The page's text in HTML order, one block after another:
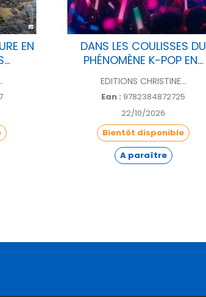
EN
DANS LES COULISSES DU
PHÉNOMÈNE K-POP EN...
EDITIONS CHRISTINE...
Ean : 9782384872725
22/10/2026
Bientôt disponible
A paraître